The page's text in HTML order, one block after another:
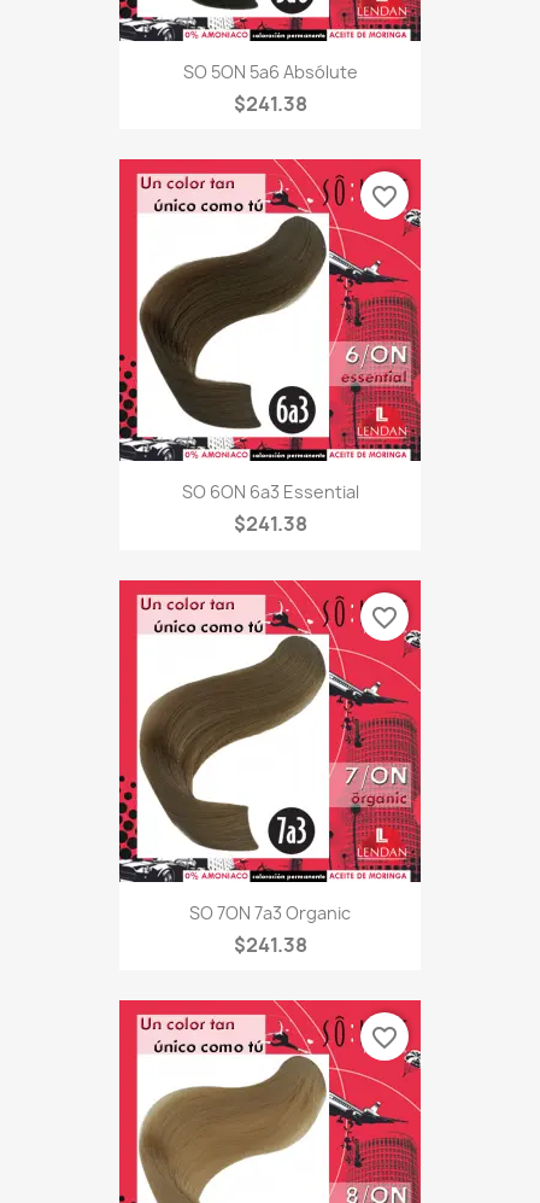
SO 5ON 5a6 Absólute
$241.38
SO 6ON 6a3 Essential
$241.38
favorite_border
SO 7ON 7a3 Organic
$241.38
favorite_border
favorite_border